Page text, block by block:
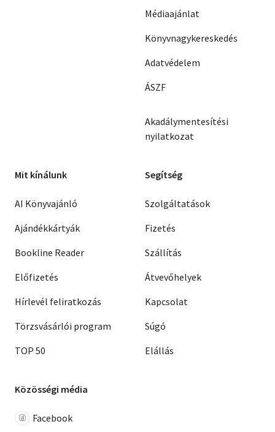
Médiaajánlat
Könyvnagykereskedés
Adatvédelem
ÁSZF
Akadálymentesítési
nyilatkozat
Mit kínálunk
AI Könyvajánló
Ajándékkártyák
Bookline Reader
Előfizetés
Hírlevél feliratkozás
Törzsvásárlói program
TOP 50
Segítség
Szolgáltatások
Fizetés
Szállítás
Átvevőhelyek
Kapcsolat
Súgó
Elállás
Közösségi média
Facebook